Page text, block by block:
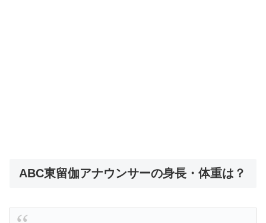
ABC東留伽アナウンサーの身長・体重は？